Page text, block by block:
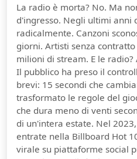
La radio è morta? No. Ma
d'ingresso. Negli ultimi anni
radicalmente. Canzoni
giorni. Artisti senza
milioni di stream. E le
Il pubblico ha preso il
brevi: 15 secondi che
trasformato le regole del
che dura meno di venti
di un'intera estate. Nel
entrate nella Billboard Hot
virale su piattaforme social